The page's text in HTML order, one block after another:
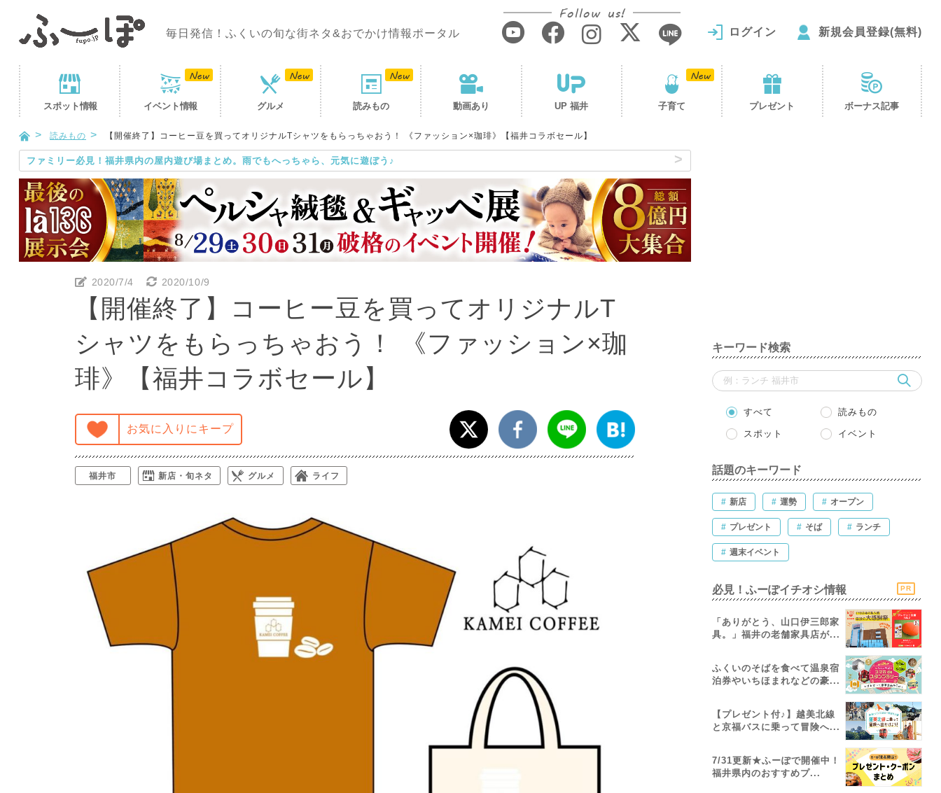
毎日発信！ふくいの旬な街ネタ&おでかけ情報ポータル
Follow us!
ログイン 新規会員登録(無料)
スポット情報 イベント情報 グルメ 読みもの 動画あり UP 福井 子育て プレゼント ボーナス記事
読みもの 【開催終了】コーヒー豆を買ってオリジナルTシャツをもらっちゃおう！ 《ファッション×珈琲》【福井コラボセール】
ファミリー必見！福井県内の屋内遊び場まとめ。雨でもへっちゃら、元気に遊ぼう♪
2020/7/4 2020/10/9
【開催終了】コーヒー豆を買ってオリジナルT
シャツをもらっちゃおう！ 《ファッション×珈
琲》【福井コラボセール】
お気に入りにキープ
福井市 新店・旬ネタ グルメ ライフ
キーワード検索
すべて 読みもの
スポット イベント
話題のキーワード
# 新店 # 運勢 # オープン
# プレゼント # そば # ランチ
# 週末イベント
必見！ふーぽイチオシ情報 PR
「ありがとう、山口伊三郎家
具。」福井の老舗家具店が...
ふくいのそばを食べて温泉宿
泊券やいちほまれなどの豪...
【プレゼント付♪】越美北線
と京福バスに乗って冒険へ...
7/31更新★ふーぽで開催中！
福井県内のおすすめプ...